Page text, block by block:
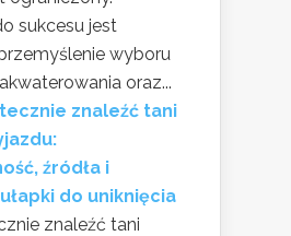
sukcesu jest
wyboru
oraz...
znaleźć tani
źródła i
do uniknięcia
znaleźć tani